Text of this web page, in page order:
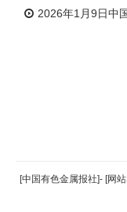
2026年1月9日中
[中国有色金属报社]- [网